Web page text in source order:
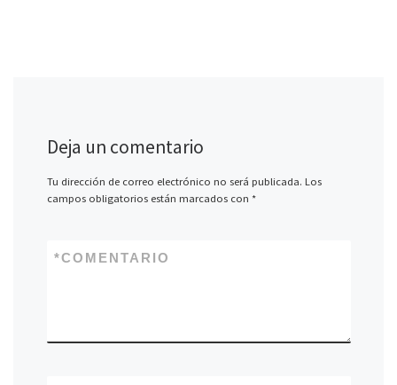
Deja un comentario
Tu dirección de correo electrónico no será publicada. Los
campos obligatorios están marcados con *
COMENTARIO
*